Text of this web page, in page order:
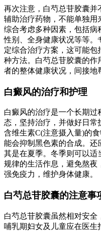
再次注意，白芍总苷胶囊并
辅助治疗药物，不能单独
综合考虑多种因素，包括病
性别、全身健康状况等等。
定综合治疗方案，这可能
种方法。白芍总苷胶囊的作
者的整体健康状况，间接地
白癜风的治疗和护理
白癜风的治疗是一个长期
态，坚持治疗，并做好日常
含维生素C(注意摄入量)的
能会抑制黑色素的合成。
其是在夏季。冬季则可以
规律的生活作息，避免熬夜
强免疫力，维护身体健康。
白芍总苷胶囊的注意事
白芍总苷胶囊虽然相对安全
哺乳期妇女及儿童应在医